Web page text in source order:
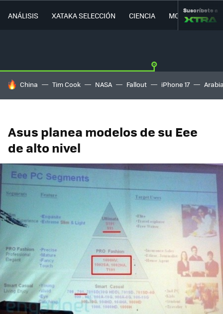
ANÁLISIS XATAKA SELECCIÓN CIENCIA MOVILIDAD
Suscríbete a
HOY SE HABLA DE
China Tim Cook NASA Fallout iPhone 17
Asus planea modelos de su Eee
de alto nivel